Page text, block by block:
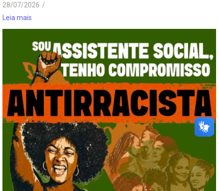
28/07/2026 /
Leia mais